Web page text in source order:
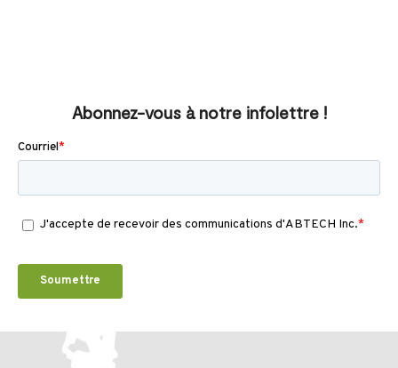
Abonnez-vous à notre infolettre !